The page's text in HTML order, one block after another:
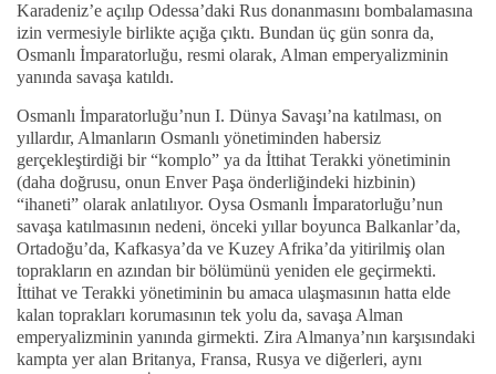
Karadeniz’e açılıp Odessa’daki Rus donanmasını bombalamasına
izin vermesiyle birlikte açığa çıktı. Bundan üç gün sonra da,
Osmanlı İmparatorluğu, resmi olarak, Alman emperyalizminin
yanında savaşa katıldı.
Osmanlı İmparatorluğu’nun I. Dünya Savaşı’na katılması, on
yıllardır, Almanların Osmanlı yönetiminden habersiz
gerçekleştirdiği bir “komplo” ya da İttihat Terakki yönetiminin
(daha doğrusu, onun Enver Paşa önderliğindeki hizbinin)
“ihaneti” olarak anlatılıyor. Oysa Osmanlı İmparatorluğu’nun
savaşa katılmasının nedeni, önceki yıllar boyunca Balkanlar’da,
Ortadoğu’da, Kafkasya’da ve Kuzey Afrika’da yitirilmiş olan
toprakların en azından bir bölümünü yeniden ele geçirmekti.
İttihat ve Terakki yönetiminin bu amaca ulaşmasının hatta elde
kalan toprakları korumasının tek yolu da, savaşa Alman
emperyalizminin yanında girmekti. Zira Almanya’nın karşısındaki
kampta yer alan Britanya, Fransa, Rusya ve diğerleri, aynı